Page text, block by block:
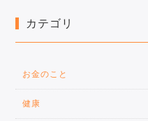
カテゴリ
お金のこと
健康